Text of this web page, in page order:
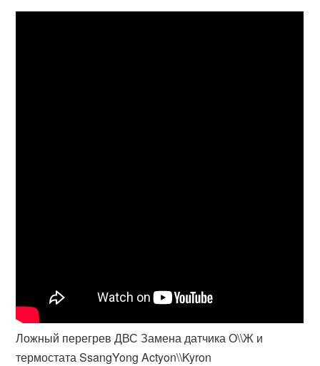
Ложный перегрев ДВС Замена датчика О\\Ж и
термостата SsangYong Actyon\\Kyron